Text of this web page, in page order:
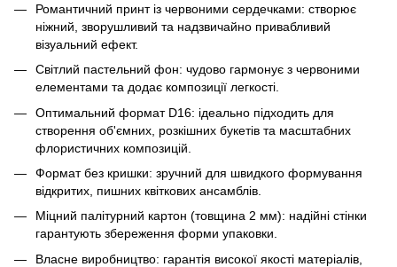
Романтичний принт із червоними сердечками: створює
ніжний, зворушливий та надзвичайно привабливий
візуальний ефект.
Світлий пастельний фон: чудово гармонує з червоними
елементами та додає композиції легкості.
Оптимальний формат D16: ідеально підходить для
створення об'ємних, розкішних букетів та масштабних
флористичних композицій.
Формат без кришки: зручний для швидкого формування
відкритих, пишних квіткових ансамблів.
Міцний палітурний картон (товщина 2 мм): надійні стінки
гарантують збереження форми упаковки.
Власне виробництво: гарантія високої якості матеріалів,